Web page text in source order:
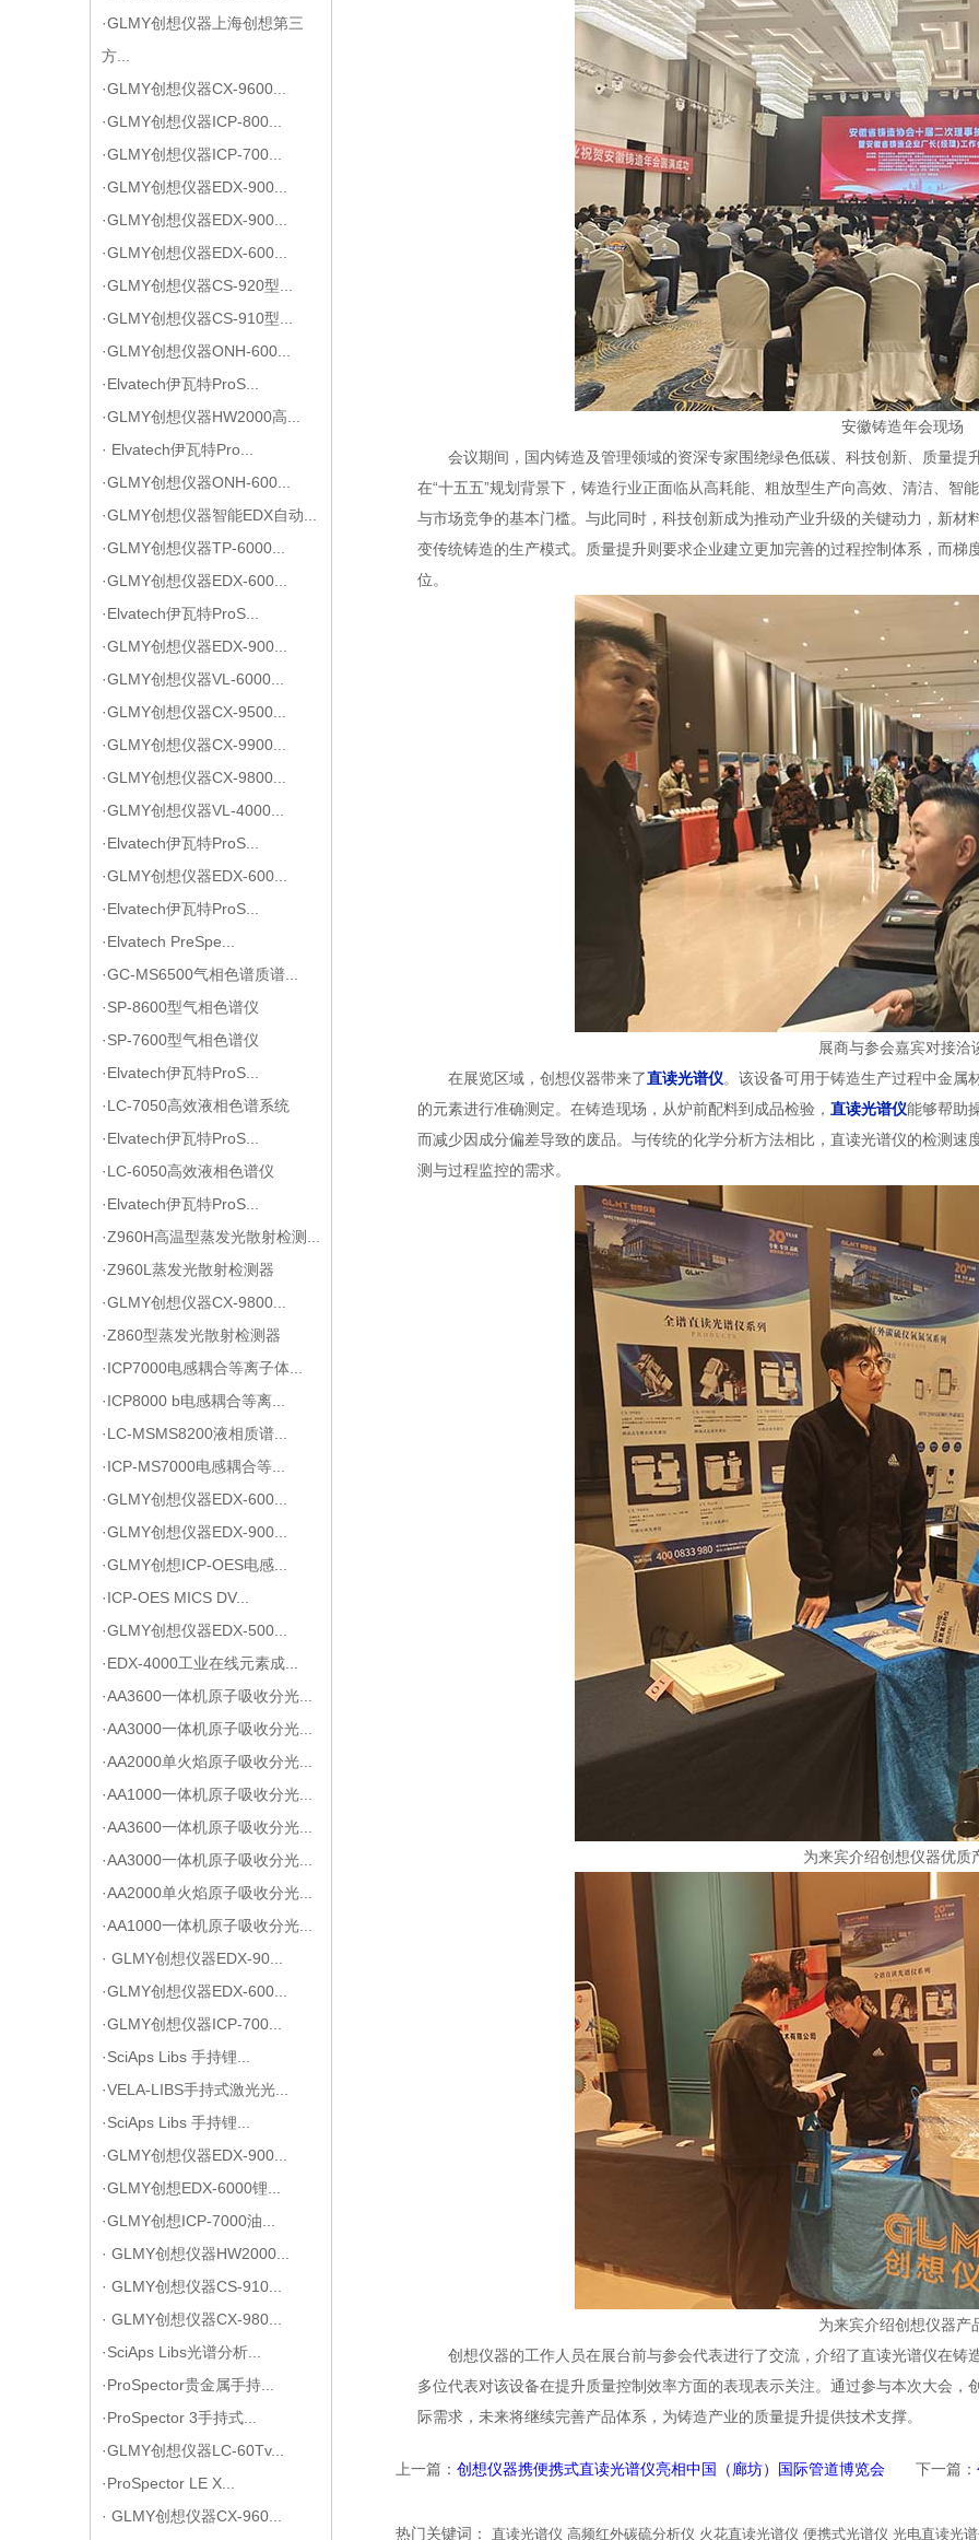
·GLMY创想仪器上海创想第三
方...
·GLMY创想仪器CX-9600...
·GLMY创想仪器ICP-800...
·GLMY创想仪器ICP-700...
·GLMY创想仪器EDX-900...
·GLMY创想仪器EDX-900...
·GLMY创想仪器EDX-600...
·GLMY创想仪器CS-920型...
·GLMY创想仪器CS-910型...
·GLMY创想仪器ONH-600...
·Elvatech伊瓦特ProS...
·GLMY创想仪器HW2000高...
· Elvatech伊瓦特Pro...
·GLMY创想仪器ONH-600...
·GLMY创想仪器智能EDX自动...
·GLMY创想仪器TP-6000...
·GLMY创想仪器EDX-600...
·Elvatech伊瓦特ProS...
·GLMY创想仪器EDX-900...
·GLMY创想仪器VL-6000...
·GLMY创想仪器CX-9500...
·GLMY创想仪器CX-9900...
·GLMY创想仪器CX-9800...
·GLMY创想仪器VL-4000...
·Elvatech伊瓦特ProS...
·GLMY创想仪器EDX-600...
·Elvatech伊瓦特ProS...
·Elvatech PreSpe...
·GC-MS6500气相色谱质谱...
·SP-8600型气相色谱仪
·SP-7600型气相色谱仪
·Elvatech伊瓦特ProS...
·LC-7050高效液相色谱系统
·Elvatech伊瓦特ProS...
·LC-6050高效液相色谱仪
·Elvatech伊瓦特ProS...
·Z960H高温型蒸发光散射检测...
·Z960L蒸发光散射检测器
·GLMY创想仪器CX-9800...
·Z860型蒸发光散射检测器
·ICP7000电感耦合等离子体...
·ICP8000 b电感耦合等离...
·LC-MSMS8200液相质谱...
·ICP-MS7000电感耦合等...
·GLMY创想仪器EDX-600...
·GLMY创想仪器EDX-900...
·GLMY创想ICP-OES电感...
·ICP-OES MICS DV...
·GLMY创想仪器EDX-500...
·EDX-4000工业在线元素成...
·AA3600一体机原子吸收分光...
·AA3000一体机原子吸收分光...
·AA2000单火焰原子吸收分光...
·AA1000一体机原子吸收分光...
·AA3600一体机原子吸收分光...
·AA3000一体机原子吸收分光...
·AA2000单火焰原子吸收分光...
·AA1000一体机原子吸收分光...
· GLMY创想仪器EDX-90...
·GLMY创想仪器EDX-600...
·GLMY创想仪器ICP-700...
·SciAps Libs 手持锂...
·VELA-LIBS手持式激光光...
·SciAps Libs 手持锂...
·GLMY创想仪器EDX-900...
·GLMY创想EDX-6000锂...
·GLMY创想ICP-7000油...
· GLMY创想仪器HW2000...
· GLMY创想仪器CS-910...
· GLMY创想仪器CX-980...
·SciAps Libs光谱分析...
·ProSpector贵金属手持...
·ProSpector 3手持式...
·GLMY创想仪器LC-60Tv...
·ProSpector LE X...
· GLMY创想仪器CX-960...
安徽铸造年会现场
会议期间，国内铸造及管理领域的资深专家围绕绿色低碳、科技创新、质量
在“十五五”规划背景下，铸造行业正面临从高耗能、粗放型生产向高效、清洁、智
与市场竞争的基本门槛。与此同时，科技创新成为推动产业升级的关键动力，新
变传统铸造的生产模式。质量提升则要求企业建立更加完善的过程控制体系，而
位。
展商与参会嘉宾对接洽
在展览区域，创想仪器带来了直读光谱仪。该设备可用于铸造生产过程中金属
的元素进行准确测定。在铸造现场，从炉前配料到成品检验， 直读光谱仪能够帮助
而减少因成分偏差导致的废品。与传统的化学分析方法相比，直读光谱仪的检测
测与过程监控的需求。
为来宾介绍创想仪器优质
为来宾介绍创想仪器产
创想仪器的工作人员在展台前与参会代表进行了交流，介绍了直读光谱仪在
多位代表对该设备在提升质量控制效率方面的表现表示关注。通过参与本次大会
际需求，未来将继续完善产品体系，为铸造产业的质量提升提供技术支撑。
上一篇： 创想仪器携便携式直读光谱仪亮相中国（廊坊）国际管道博览会 下一篇：
热门关键词： 直读光谱仪 高频红外碳硫分析仪 火花直读光谱仪 便携式光谱仪 光电直读光